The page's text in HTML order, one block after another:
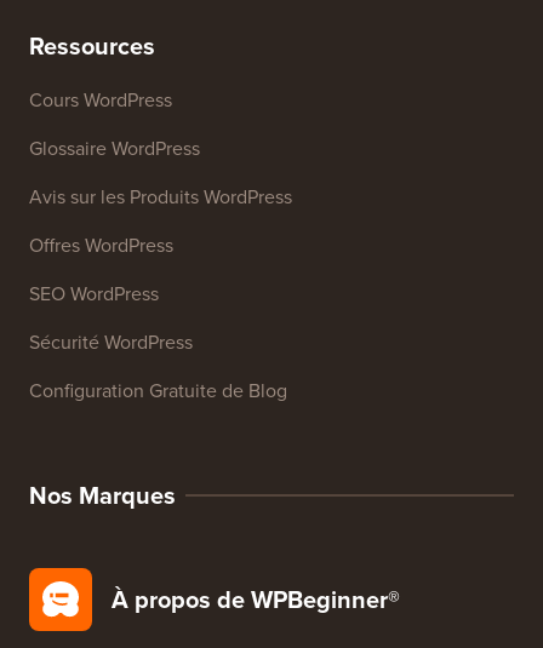
Ressources
Cours WordPress
Glossaire WordPress
Avis sur les Produits WordPress
Offres WordPress
SEO WordPress
Sécurité WordPress
Configuration Gratuite de Blog
Nos Marques
À propos de WPBeginner®